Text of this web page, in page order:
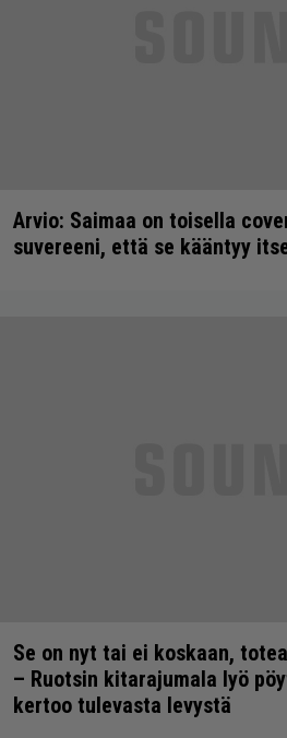
Arvio: Saimaa on toisella
suvereeni, että se kääntyy
Se on nyt tai ei koskaan,
– Ruotsin kitarajumala lyö
kertoo tulevasta levystä